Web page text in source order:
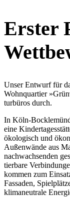
Erster
Unser Entwurf für
Wohnquartier
tur­büros durch.
In Köln-
eine
ökolo­gisch und
Außen­wände aus
nach­wach­senden
tierbare
kommen zum
Fassaden,
klima­neu­trale